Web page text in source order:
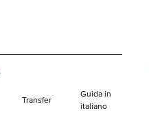
Transfer
Guida in
italiano